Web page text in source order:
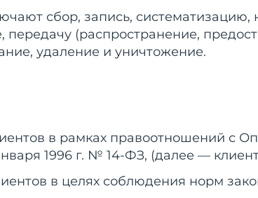
сбор, запись, систематизацию,
(распространение,
удаление и уничтожение.
в рамках правоотношений с
1996 г. № 14-ФЗ, (далее —
в целях соблюдения норм